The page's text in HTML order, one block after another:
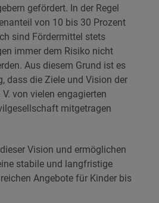
gefördert. In der Regel
von 10 bis 30 Prozent
sind Fördermittel stets
immer dem Risiko nicht
Aus diesem Grund ist es
dass die Ziele und Vision der
von vielen engagierten
mitgetragen
Vision und ermöglichen
stabile und langfristige
Angebote für Kinder bis